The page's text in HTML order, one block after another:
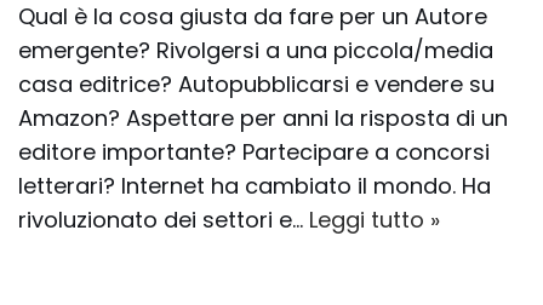
Qual è la cosa giusta da fare per un Autore
emergente? Rivolgersi a una piccola/media
casa editrice? Autopubblicarsi e vendere su
Amazon? Aspettare per anni la risposta di un
editore importante? Partecipare a concorsi
letterari? Internet ha cambiato il mondo. Ha
rivoluzionato dei settori e… Leggi tutto »